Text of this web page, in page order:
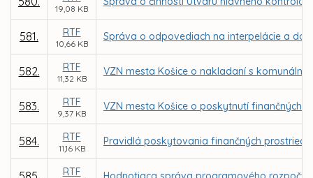
19,08 KB
581. RTF
10,66 KB
Správa o odpovediach na interpelácie a
582. RTF
11,32 KB
VZN mesta Košice o nakladaní s
583. RTF
9,37 KB
VZN mesta Košice o poskytnutí finančných
584. RTF
11,16 KB
Pravidlá poskytovania finančných
RTF